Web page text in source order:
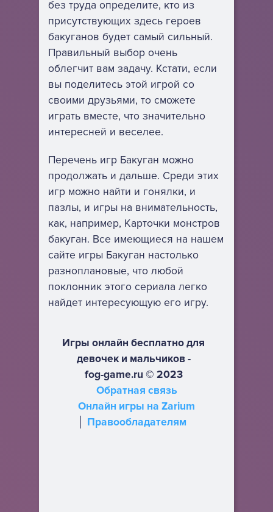
без труда определите, кто из
присутствующих здесь героев
бакуганов будет самый сильный.
Правильный выбор очень
облегчит вам задачу. Кстати, если
вы поделитесь этой игрой со
своими друзьями, то сможете
играть вместе, что значительно
интересней и веселее.
Перечень игр Бакуган можно
продолжать и дальше. Среди этих
игр можно найти и гонялки, и
пазлы, и игры на внимательность,
как, например, Карточки монстров
бакуган. Все имеющиеся на нашем
сайте игры Бакуган настолько
разноплановые, что любой
поклонник этого сериала легко
найдет интересующую его игру.
Игры онлайн бесплатно для
девочек и мальчиков -
fog-game.ru © 2023
Обратная связь
Онлайн игры на Zarium
Правообладателям